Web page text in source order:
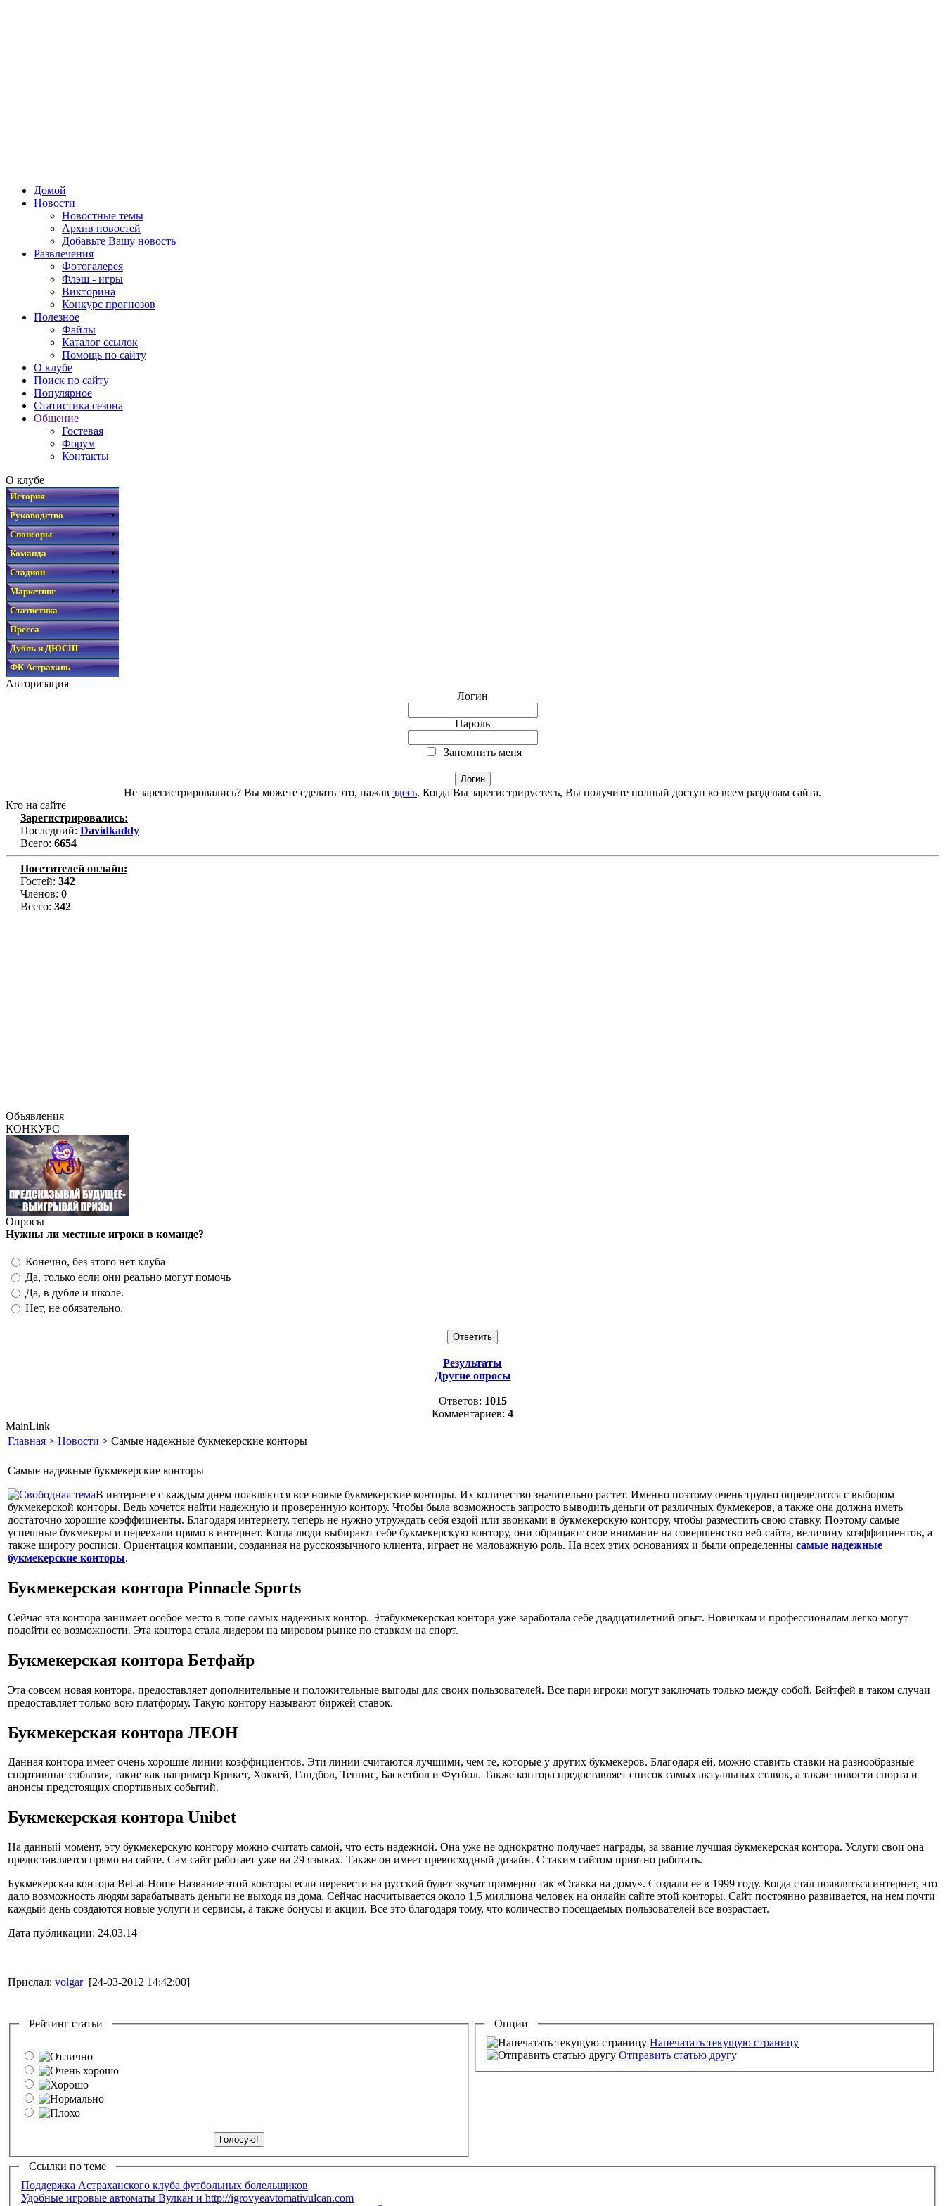
Домой
Новости
Новостные темы
Архив новостей
Добавьте Вашу новость
Развлечения
Фотогалерея
Флэш - игры
Викторина
Конкурс прогнозов
Полезное
Файлы
Каталог ссылок
Помощь по сайту
О клубе
Поиск по сайту
Популярное
Статистика сезона
Общение
Гостевая
Форум
Контакты
О клубе
История
Руководство
Спонсоры
Команда
Стадион
Маркетинг
Статистика
Пресса
Дубль и ДЮСШ
ФК Астрахань
Авторизация
Логин
Пароль
Запомнить меня
Не зарегистрировались? Вы можете сделать это, нажав здесь. Когда Вы зарегистрируетесь, Вы получите полный доступ ко всем разделам сайта.
Кто на сайте
Зарегистрировались:
Последний: Davidkaddy
Всего: 6654
Посетителей онлайн:
Гостей: 342
Членов: 0
Всего: 342
Объявления
КОНКУРС
Опросы
Нужны ли местные игроки в команде?
Конечно, без этого нет клуба
Да, только если они реально могут помочь
Да, в дубле и школе.
Нет, не обязательно.
Результаты
Другие опросы
Ответов: 1015
Комментариев: 4
MainLink
Главная > Новости > Самые надежные букмекерские конторы
Самые надежные букмекерские конторы
В интернете с каждым днем появляются все новые букмекерские конторы. Их количество значительно растет. Именно поэтому очень трудно определится с выбором
букмекерской конторы. Ведь хочется найти надежную и проверенную контору. Чтобы была возможность запросто выводить деньги от различных букмекеров, а также она должна иметь
достаточно хорошие коэффициенты. Благодаря интернету, теперь не нужно утруждать себя ездой или звонками в букмекерскую контору, чтобы разместить свою ставку. Поэтому самые
успешные букмекеры и переехали прямо в интернет. Когда люди выбирают себе букмекерскую контору, они обращают свое внимание на совершенство веб-сайта, величину коэффициентов, а
также широту росписи. Ориентация компании, созданная на русскоязычного клиента, играет не маловажную роль. На всех этих основаниях и были определенны самые надежные
букмекерские конторы.
Букмекерская контора Pinnacle Sports
Сейчас эта контора занимает особое место в топе самых надежных контор. Этабукмекерская контора уже заработала себе двадцатилетний опыт. Новичкам и профессионалам легко могут
подойти ее возможности. Эта контора стала лидером на мировом рынке по ставкам на спорт.
Букмекерская контора Бетфайр
Эта совсем новая контора, предоставляет дополнительные и положительные выгоды для своих пользователей. Все пари игроки могут заключать только между собой. Бейтфей в таком случаи
предоставляет только вою платформу. Такую контору называют биржей ставок.
Букмекерская контора ЛЕОН
Данная контора имеет очень хорошие линии коэффициентов. Эти линии считаются лучшими, чем те, которые у других букмекеров. Благодаря ей, можно ставить ставки на разнообразные
спортивные события, такие как например Крикет, Хоккей, Гандбол, Теннис, Баскетбол и Футбол. Также контора предоставляет список самых актуальных ставок, а также новости спорта и
анонсы предстоящих спортивных событий.
Букмекерская контора Unibet
На данный момент, эту букмекерскую контору можно считать самой, что есть надежной. Она уже не однократно получает награды, за звание лучшая букмекерская контора. Услуги свои она
предоставляется прямо на сайте. Сам сайт работает уже на 29 языках. Также он имеет превосходный дизайн. С таким сайтом приятно работать.
Букмекерская контора Bet-at-Home Название этой конторы если перевести на русский будет звучат примерно так «Ставка на дому». Создали ее в 1999 году. Когда стал появляться интернет, это
дало возможность людям зарабатывать деньги не выходя из дома. Сейчас насчитывается около 1,5 миллиона человек на онлайн сайте этой конторы. Сайт постоянно развивается, на нем почти
каждый день создаются новые услуги и сервисы, а также бонусы и акции. Все это благодаря тому, что количество посещаемых пользователей все возрастает.
Дата публикации: 24.03.14
Прислал: volgar [24-03-2012 14:42:00]
Рейтинг статьи
Опции
Напечатать текущую страницу
Отправить статью другу
Ссылки по теме
Поддержка Астраханского клуба футбольных болельщиков
Удобные игровые автоматы Вулкан и http://igrovyeavtomativulcan.com